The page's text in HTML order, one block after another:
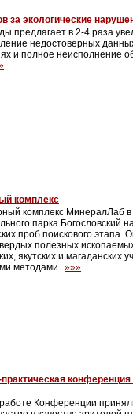
за экологические
предлагает в 2-4 раза
недостоверных
и полное неисполнение
комплекс
комплекс МинералЛаб
парка Богословский
проб поискового этапа.
полезных
якутских и магаданских
методами. »»»
Конференции